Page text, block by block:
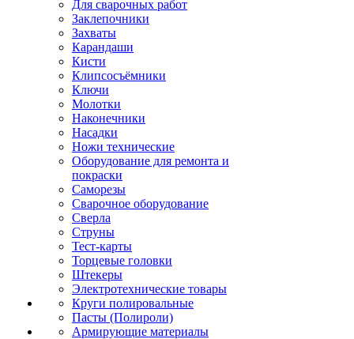
Для сварочных работ
Заклепочники
Захваты
Карандаши
Кисти
Клипсосъёмники
Ключи
Молотки
Наконечники
Насадки
Ножи технические
Оборудование для ремонта и
покраски
Саморезы
Сварочное оборудование
Сверла
Струны
Тест-карты
Торцевые головки
Штекеры
Электротехнические товары
Круги полировальные
Пасты (Полироли)
Армирующие материалы